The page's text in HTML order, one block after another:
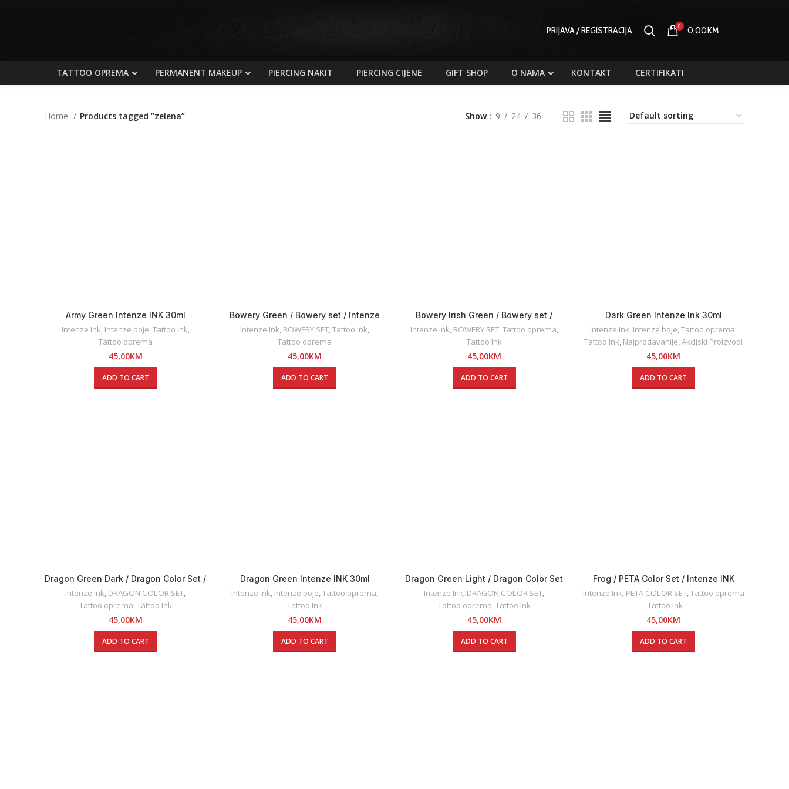
PRIJAVA / REGISTRACIJA 0 0,00KM
TATTOO OPREMA PERMANENT MAKEUP PIERCING NAKIT PIERCING CIJENE GIFT SHOP O NAMA KONTAKT CERTIFIKATI
Home Products tagged “zelena” Show 9 24 36
Army Green Intenze INK 30ml
Intenze Ink Intenze boje Tattoo Ink
Tattoo oprema
45,00KM
ADD TO CART
Bowery Green / Bowery set / Intenze
INK 30ml
Intenze Ink BOWERY SET ,Tattoo Ink
Tattoo oprema
45,00KM
ADD TO CART
Bowery Irish Green / Bowery set /
Intenze INK 30ml
Intenze Ink BOWERY SET, Tattoo oprema
Tattoo Ink
45,00KM
ADD TO CART
Dark Green Intenze Ink 30ml
Intenze Ink Intenze boje ,Tattoo oprema
Tattoo Ink Najprodavanije ,Akcijski Proizvodi
45,00KM
ADD TO CART
Dragon Green Dark / Dragon Color Set /
Intenze INK 30ml
Intenze Ink, DRAGON COLOR SET,
Tattoo oprema,Tattoo Ink
45,00KM
ADD TO CART
Dragon Green Intenze INK 30ml
Intenze Ink, Intenze boje,Tattoo oprema,
Tattoo Ink
45,00KM
ADD TO CART
Dragon Green Light / Dragon Color Set
/ Intenze INK 30ml
Intenze Ink, DRAGON COLOR SET,
Tattoo oprema,Tattoo Ink
45,00KM
ADD TO CART
Frog / PETA Color Set / Intenze INK
30ml
Intenze Ink, PETA COLOR SET,Tattoo oprema
,Tattoo Ink
45,00KM
ADD TO CART